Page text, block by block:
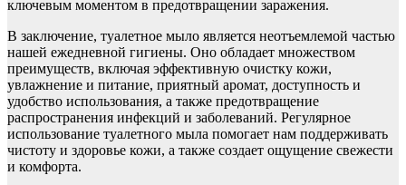
ключевым моментом в предотвращении заражения.
В заключение, туалетное мыло является неотъемлемой частью
нашей ежедневной гигиены. Оно обладает множеством
преимуществ, включая эффективную очистку кожи,
увлажнение и питание, приятный аромат, доступность и
удобство использования, а также предотвращение
распространения инфекций и заболеваний. Регулярное
использование туалетного мыла помогает нам поддерживать
чистоту и здоровье кожи, а также создает ощущение свежести
и комфорта.